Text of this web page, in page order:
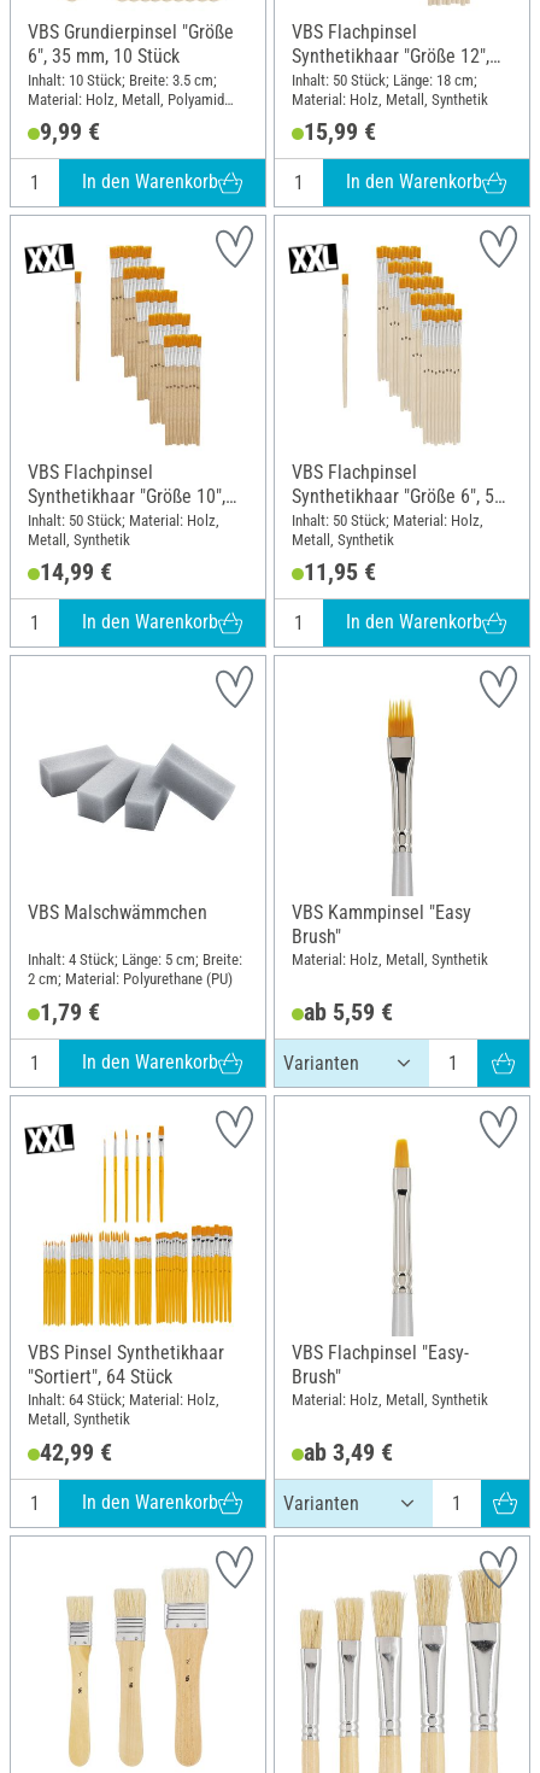
VBS Grundierpinsel "Größe
6", 35 mm, 10 Stück
Inhalt: 10 Stück; Breite: 3.5 cm;
Material: Holz, Metall, Polyamid
9,99 €
In den Warenkorb
VBS Flachpinsel
Synthetikhaar "Größe 12",
50 Stück
Inhalt: 50 Stück; Länge: 18 cm;
Material: Holz, Metall, Synthetik
15,99 €
In den Warenkorb
VBS Flachpinsel
Synthetikhaar "Größe 10",
50 Stück
Inhalt: 50 Stück; Material: Holz,
Metall, Synthetik
14,99 €
In den Warenkorb
VBS Flachpinsel
Synthetikhaar "Größe 6", 50
Stück
Inhalt: 50 Stück; Material: Holz,
Metall, Synthetik
11,95 €
In den Warenkorb
VBS Malschwämmchen
Inhalt: 4 Stück; Länge: 5 cm; Breite:
2 cm; Material: Polyurethane (PU)
1,79 €
In den Warenkorb
VBS Kammpinsel "Easy
Brush"
Material: Holz, Metall, Synthetik
ab 5,59 €
VBS Pinsel Synthetikhaar
"Sortiert", 64 Stück
Inhalt: 64 Stück; Material: Holz,
Metall, Synthetik
42,99 €
In den Warenkorb
VBS Flachpinsel "Easy-
Brush"
Material: Holz, Metall, Synthetik
ab 3,49 €